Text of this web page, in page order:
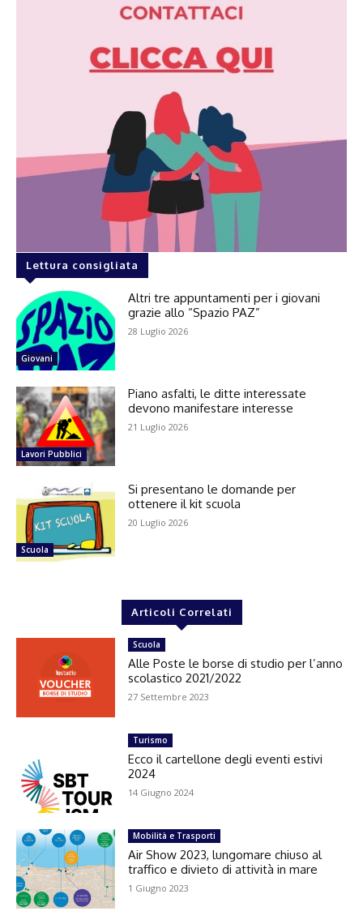
Lettura consigliata
Giovani
Altri tre appuntamenti per i giovani
grazie allo “Spazio PAZ”
28 Luglio 2026
Lavori Pubblici
Piano asfalti, le ditte interessate
devono manifestare interesse
21 Luglio 2026
Scuola
Si presentano le domande per
ottenere il kit scuola
20 Luglio 2026
Articoli Correlati
Scuola
Alle Poste le borse di studio per l’anno
scolastico 2021/2022
27 Settembre 2023
Turismo
Ecco il cartellone degli eventi estivi
2024
14 Giugno 2024
Mobilità e Trasporti
Air Show 2023, lungomare chiuso al
traffico e divieto di attività in mare
1 Giugno 2023